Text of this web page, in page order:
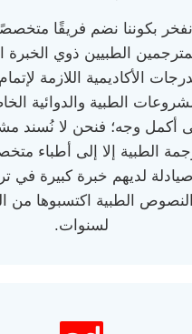
نفخر بكوننا نضم فريقًا
الطبيين ذوي الخبرة
الأكاديمية اللازمة
الطبية والدوائية
أكمل وجه؛ فنحن لا نُسند
الطبية إلا إلى أطباء
صيادلة لديهم خبرة كبيرة في
النصوص الطبية اكتسبوها من
لسنوات.